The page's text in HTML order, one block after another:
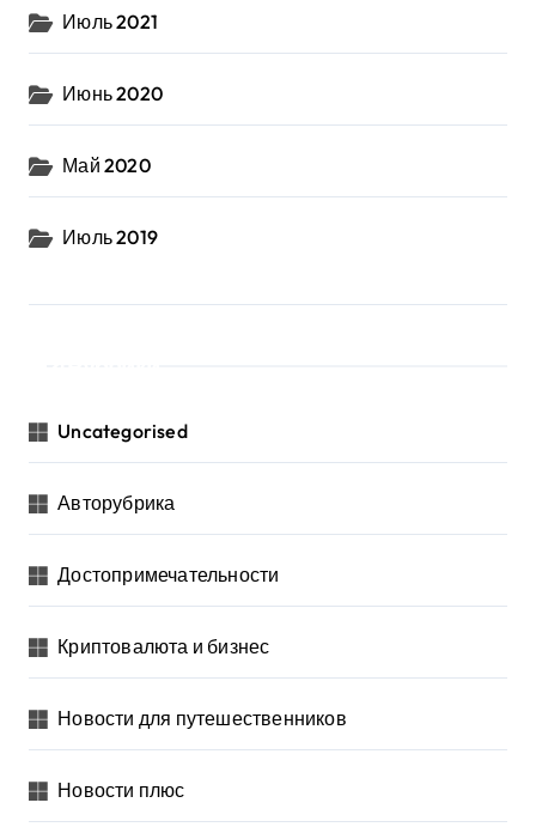
Июль 2021
Июнь 2020
Май 2020
Июль 2019
Uncategorised
Авторубрика
Достопримечательности
Криптовалюта и бизнес
Новости для путешественников
Новости плюс